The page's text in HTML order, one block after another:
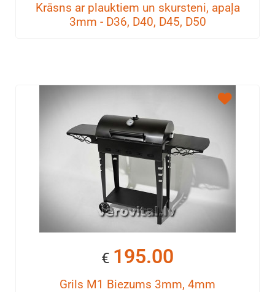
Krāsns ar plauktiem un skursteni, apaļa
3mm - D36, D40, D45, D50
€ 195.00
Grils M1 Biezums 3mm, 4mm